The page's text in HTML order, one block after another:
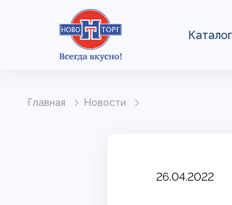
Каталог
Главная Новости
26.04.2022